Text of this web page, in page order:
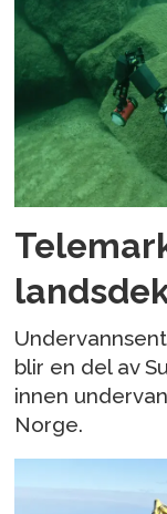
blir en del av
innen
Norge.